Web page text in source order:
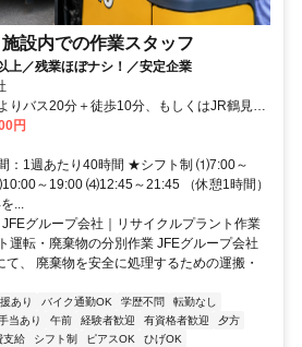
設内での作業スタッフ
／残業ほぼナシ！／安定企業
りバス20分＋徒歩10分、もしくはJR鶴見線
円
：1週あたり40時間 ★シフト制 ⑴7:00～
～19:00 ⑷12:45～21:45 （休憩1時間）
...
グループ会社｜リサイクルプラント作業
運転・廃棄物の分別作業 JFEグループ会社
、 廃棄物を安全に処理するための運搬・
あり バイク通勤OK 学歴不問
転勤なし
当あり 午前 経験者歓迎 有資格者歓迎
夕方
支給 シフト制 ピアスOK
ひげOK